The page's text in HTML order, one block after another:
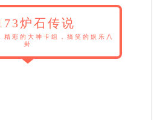
炉石传说
精彩的大神卡组，搞笑的娱乐八
卦